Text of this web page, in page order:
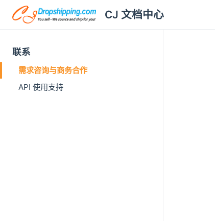
CJ 文档中心
联系
需求咨询与商务合作
API 使用支持